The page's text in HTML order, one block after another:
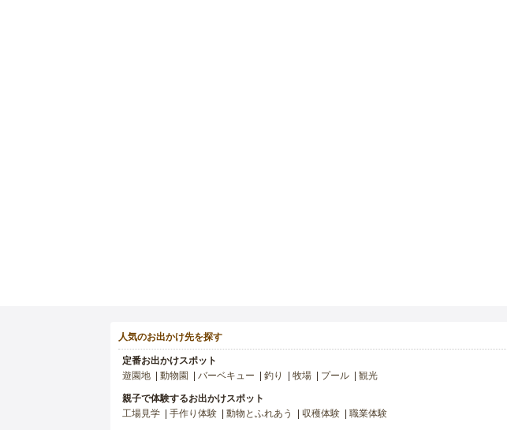
人気のお出かけ先を探す
定番お出かけスポット
遊園地
動物園 バーベキュー 釣り 牧場 プール 観光
親子で体験するお出かけスポット
工場見学
手作り体験 動物とふれあう 収穫体験 職業体験